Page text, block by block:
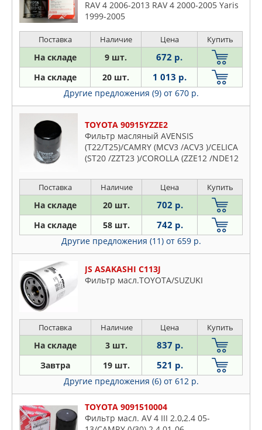
RAV 4 2006-2013 RAV 4 2000-2005 Yaris
1999-2005
Поставка Наличие Цена Купить
На складе 9 шт. 672 р.
На складе 20 шт. 1 013 р.
Другие предложения (9) от 670 р.
TOYOTA 90915YZZE2
Фильтр масляный AVENSIS
(T22/T25)/CAMRY (MCV3 /ACV3 )/CELICA
(ST20 /ZZT23 )/COROLLA (ZZE12 /NDE12
>
Поставка Наличие Цена Купить
На складе 20 шт. 702 р.
На складе 58 шт. 742 р.
Другие предложения (11) от 659 р.
JS ASAKASHI C113J
Фильтр масл.TOYOTA/SUZUKI
Поставка Наличие Цена Купить
На складе 3 шт. 837 р.
Завтра 19 шт. 521 р.
Другие предложения (6) от 612 р.
TOYOTA 9091510004
Фильтр масл. AV 4 III 2.0,2.4 05-